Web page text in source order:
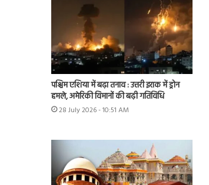
पश्चिम एशिया में बढ़ा तनाव : उत्तरी इराक में ड्रोन
हमले, अमेरिकी विमानों की बढ़ी गतिविधि
28 July 2026 - 10:51 AM